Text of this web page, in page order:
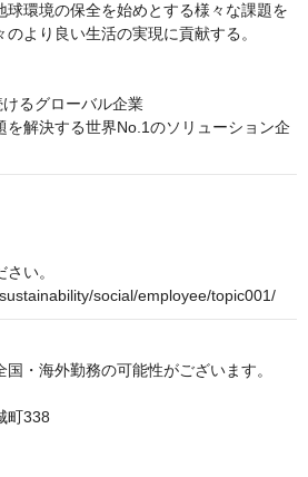
球環境の保全を始めとする様々な課題を
より良い生活の実現に貢献する。
けるグローバル企業
を解決する世界No.1のソリューション企
い。
social/employee/topic001/
・海外勤務の可能性がございます。
町338